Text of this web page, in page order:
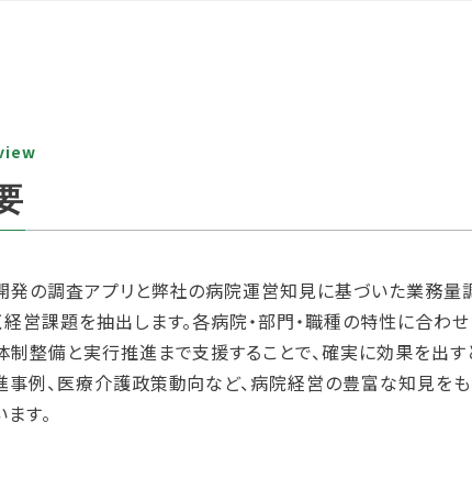
発の調査アプリと弊社の病院運営知見に基づいた業務量
経営課題を抽出します。各病院・部門・職種の特性に合
制整備と実行推進まで支援することで、確実に効果を出す
事例、医療介護政策動向など、病院経営の豊富な知見を
す。